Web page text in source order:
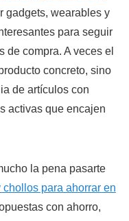
gadgets, wearables y
para seguir
de compra. A veces el
concreto, sino
de artículos con
activas que encajen
la pena pasarte
chollos para ahorrar en
con ahorro,